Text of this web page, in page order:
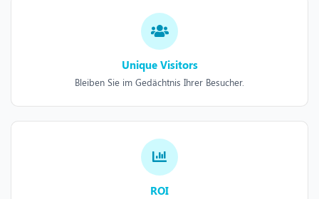
Unique Visitors
Bleiben Sie im Gedächtnis Ihrer Besucher.
ROI